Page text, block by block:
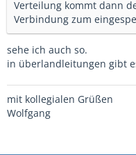
Verteilung kommt dann
Verbindung zum
sehe ich auch so.
in überlandleitungen gibt
mit kollegialen Grüßen
Wolfgang